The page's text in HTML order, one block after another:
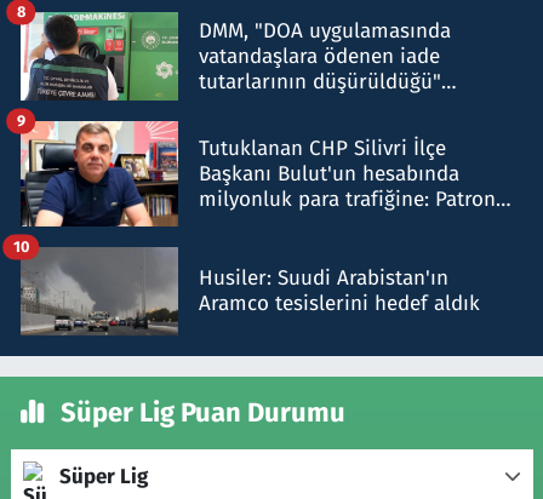
DMM, "DOA uygulamasında
vatandaşlara ödenen iade
tutarlarının düşürüldüğü"
8
Tutuklanan CHP Silivri İlçe
Başkanı Bulut'un hesabında
milyonluk para trafiğine: Patron
9
Husiler: Suudi Arabistan'ın
Aramco tesislerini hedef aldık
10
Süper Lig Puan Durumu
Süper Lig